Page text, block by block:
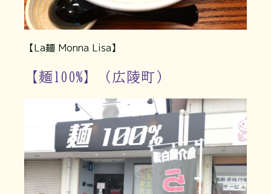
【La麺 Monna Lisa】
【麺100%】（広陵町）